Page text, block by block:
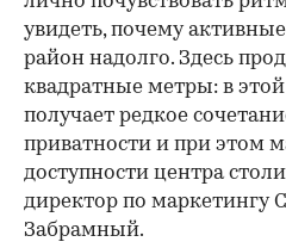
увидеть, почему
район надолго. Здесь
квадратные метры: в
получает редкое
приватности и при этом
доступности центра
директор по маркетингу
Забрамный.